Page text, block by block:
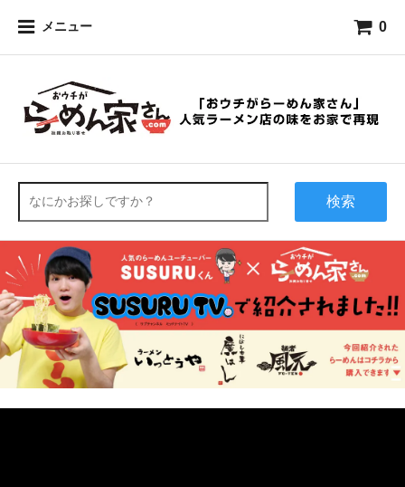
メニュー 0
検索